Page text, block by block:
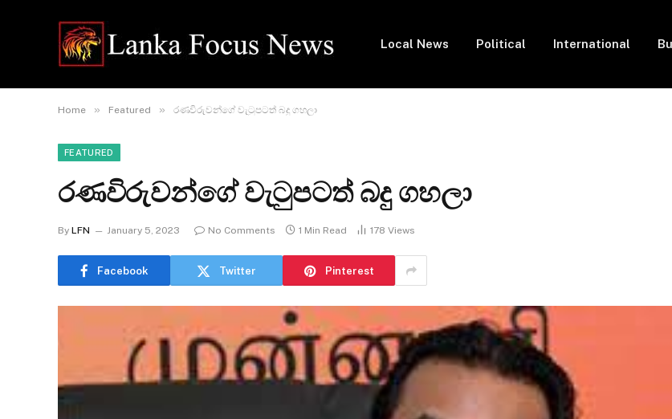
Local News Political International
Home » Featured » රණවිරුවන්ගේ වැටුපටත් බදු ගහලා
FEATURED
රණවිරුවන්ගේ වැටුපටත් බදු ගහලා
By LFN January 5, 2023 No Comments 1 Min Read 178 Views
Facebook Twitter Pinterest